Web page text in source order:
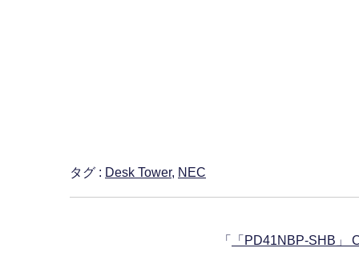
タグ : Desk Tower, NEC
「 「PD41NBP-SHB」